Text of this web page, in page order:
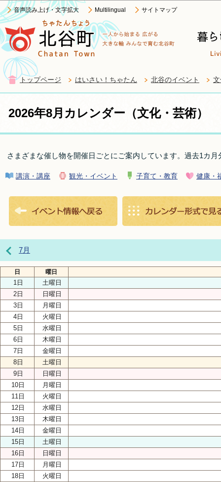
音声読み上げ・文字拡大 Multilingual サイトマップ
トップページ はいさい！ちゃたん 北谷のイベント
2026年8月カレンダー（文化・芸術）
さまざまな催し物を開催日ごとにご案内しています。過去1カ
講演・講座 観光・イベント 子育て・教育 健康・
7月
日 曜日
1日
土曜日
2日
日曜日
3日
月曜日
4日
火曜日
5日
水曜日
6日
木曜日
7日
金曜日
8日
土曜日
9日
日曜日
10日
月曜日
11日
火曜日
12日
水曜日
13日
木曜日
14日
金曜日
15日
土曜日
16日
日曜日
17日
月曜日
18日
火曜日